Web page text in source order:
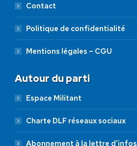
Contact
Politique de confidentialité
Mentions légales – CGU
Autour du parti
Espace Militant
Charte DLF réseaux sociaux
Abonnement à la lettre d’infos